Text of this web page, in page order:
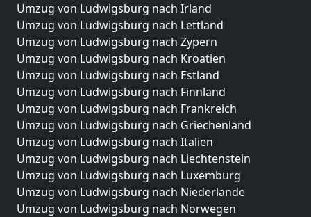
Umzug von Ludwigsburg nach Irland
Umzug von Ludwigsburg nach Lettland
Umzug von Ludwigsburg nach Zypern
Umzug von Ludwigsburg nach Kroatien
Umzug von Ludwigsburg nach Estland
Umzug von Ludwigsburg nach Finnland
Umzug von Ludwigsburg nach Frankreich
Umzug von Ludwigsburg nach Griechenland
Umzug von Ludwigsburg nach Italien
Umzug von Ludwigsburg nach Liechtenstein
Umzug von Ludwigsburg nach Luxemburg
Umzug von Ludwigsburg nach Niederlande
Umzug von Ludwigsburg nach Norwegen